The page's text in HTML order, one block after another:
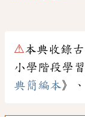
⚠本典收錄
小學階段學
典簡編本》